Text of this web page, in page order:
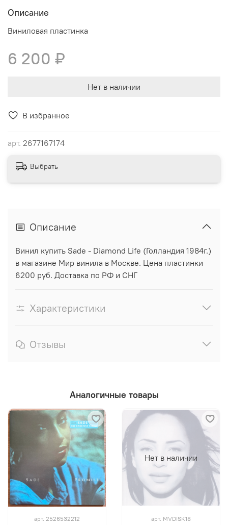
В избранное
арт. 2677167174
Описание
Виниловая пластинка
6 200 ₽
Нет в наличии
Выбрать
Описание
Винил купить Sade - Diamond Life (Голландия 1984г.)
в магазине Мир винила в Москве. Цена пластинки
6200 руб. Доставка по РФ и СНГ
Характеристики
Отзывы
Аналогичные товары
арт. 2526532212
Нет в наличии
арт. MVDISK18